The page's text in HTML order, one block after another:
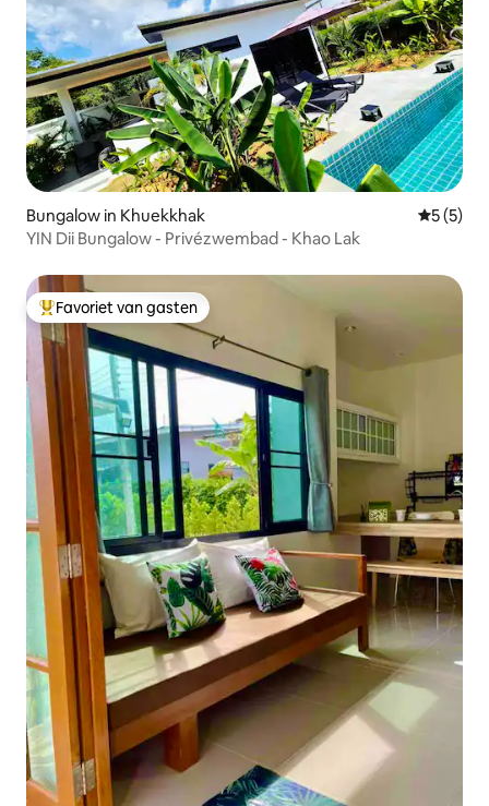
Bungalow in Khuekkhak
5 (5)
YIN Dii Bungalow - Privézwembad - Khao Lak
Topfavoriet van gasten
Favoriet van gasten